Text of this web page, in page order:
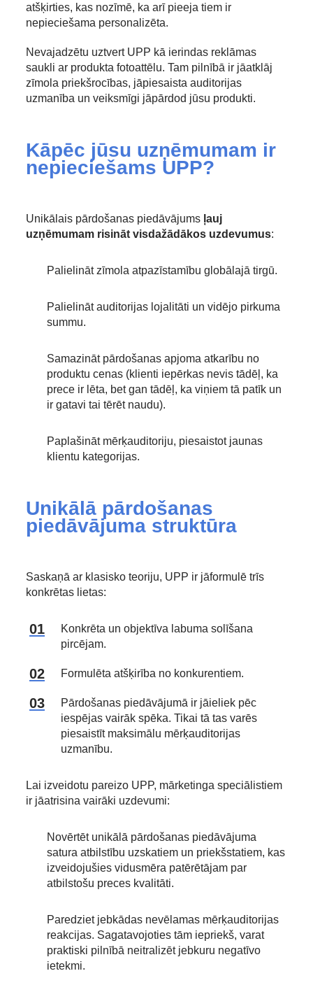
atšķirties, kas nozīmē, ka arī pieeja tiem ir
nepieciešama personalizēta.
Nevajadzētu uztvert UPP kā ierindas reklāmas
saukli ar produkta fotoattēlu. Tam pilnībā ir jāatklāj
zīmola priekšrocības, jāpiesaista auditorijas
uzmanība un veiksmīgi jāpārdod jūsu produkti.
Kāpēc jūsu uzņēmumam ir
nepieciešams UPP?
Unikālais pārdošanas piedāvājums ļauj
uzņēmumam risināt visdažādākos uzdevumus:
Palielināt zīmola atpazīstamību globālajā tirgū.
Palielināt auditorijas lojalitāti un vidējo pirkuma
summu.
Samazināt pārdošanas apjoma atkarību no
produktu cenas (klienti iepērkas nevis tādēļ, ka
prece ir lēta, bet gan tādēļ, ka viņiem tā patīk un
ir gatavi tai tērēt naudu).
Paplašināt mērķauditoriju, piesaistot jaunas
klientu kategorijas.
Unikālā pārdošanas
piedāvājuma struktūra
Saskaņā ar klasisko teoriju, UPP ir jāformulē trīs
konkrētas lietas:
Konkrēta un objektīva labuma solīšana
pircējam.
Formulēta atšķirība no konkurentiem.
Pārdošanas piedāvājumā ir jāieliek pēc
iespējas vairāk spēka. Tikai tā tas varēs
piesaistīt maksimālu mērķauditorijas
uzmanību.
Lai izveidotu pareizo UPP, mārketinga speciālistiem
ir jāatrisina vairāki uzdevumi:
Novērtēt unikālā pārdošanas piedāvājuma
satura atbilstību uzskatiem un priekšstatiem, kas
izveidojušies vidusmēra patērētājam par
atbilstošu preces kvalitāti.
Paredziet jebkādas nevēlamas mērķauditorijas
reakcijas. Sagatavojoties tām iepriekš, varat
praktiski pilnībā neitralizēt jebkuru negatīvo
ietekmi.